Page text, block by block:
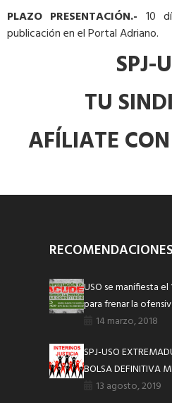
PLAZO PRESENTACIÓN.- 10
publicación en el Portal Adriano.
SPJ-
TU
AFÍLIATE
USO se manifiesta
para frenar la
14 marzo, 2018
SPJ-USO
BOLSA DEFINITIVA
13 agosto, 2019